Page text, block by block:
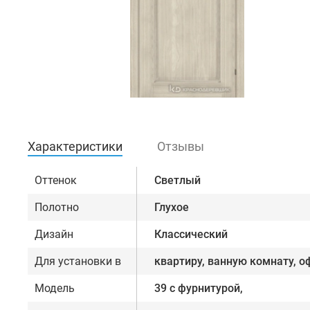
Характеристики Отзывы
Оттенок Светлый
Полотно Глухое
Дизайн Классический
Для установки в квартиру, ванную комнату,
Модель 39 с фурнитурой,